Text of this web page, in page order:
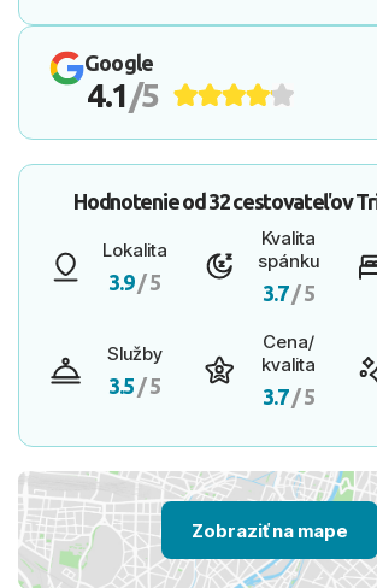
Google
4.1/5
Hodnotenie od 32 cestovateľov
Lokalita
3.9/ 5
Kvalita
spánku
3.7/ 5
Služby
3.5 / 5
Cena/
kvalita
3.7/ 5
Zobraziť na mape